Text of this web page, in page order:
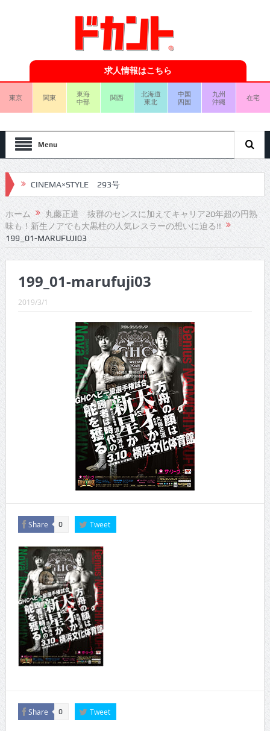
求人情報はこちら
東京 関東
東海
中部
関西
北海道
東北
中国
四国
九州
沖縄
在宅
Menu
CINEMA×STYLE 293号
CINEMA×STYLE 292号
CINEMA×STYLE 291号
CINEMA×STYLE 290号
CINEMA×STYLE 289号
CINEMA×STYLE 288号
CINEMA×STYLE 287号
CINEMA×STYLE 286号
CINEMA×STYLE 285号
CINEMA×STYLE 294号
ホーム
丸藤正道 抜群のセンスに加えてキャリア20年超の円熟
味も！新生ノアでも大黒柱の人気レスラーの想いに迫る!!
199_01-MARUFUJI03
199_01-marufuji03
2019/3/1
Share 0 Tweet
Share 0 Tweet